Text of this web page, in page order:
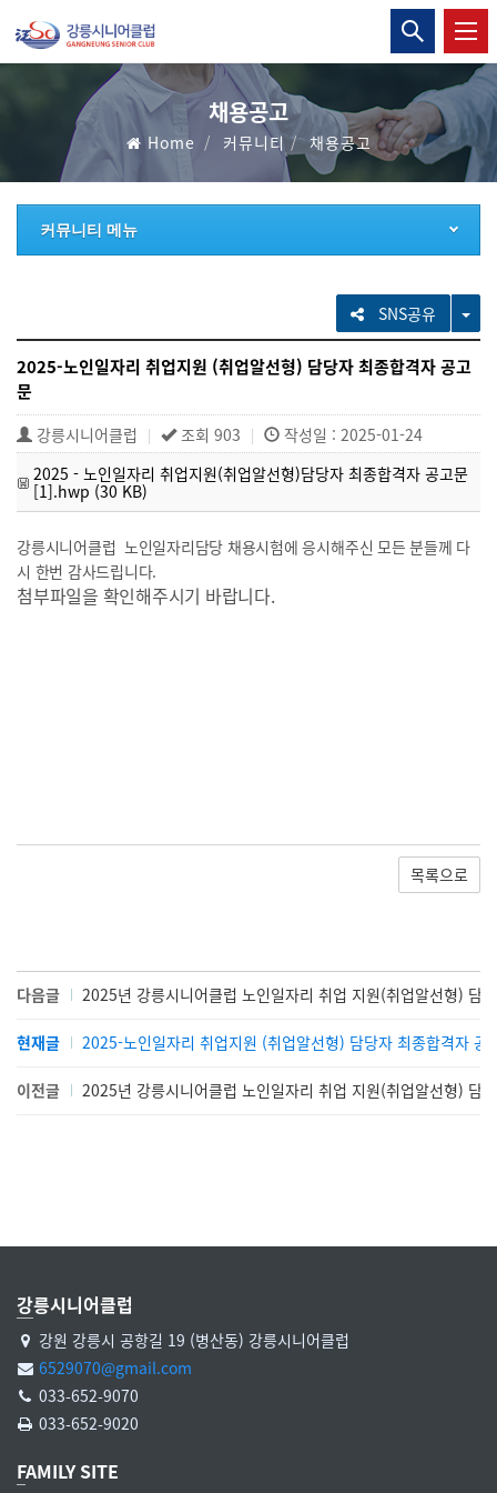
강
릉
시
니
어
클
통
합
색
열
기
채용공고
Home 커뮤니티 채용공고
커뮤니티 메뉴
SNS공유
2025-노인일자리 취업지원 (취업알선형) 담당자 최종합격자 공고
문
강릉시니어클럽 | 조회 903 |
작성일 : 2025-01-24
2025 - 노인일자리 취업지원(취업알선형)담당자 최종합격자 공고문
[1].hwp (30 KB)
강릉시니어클럽 노인일자리담당 채용시험에 응시해주신 모든 분들께 다
시 한번 감사드립니다.
첨부파일을 확인해주시기 바랍니다.
목록으로
다음글 2025년 강릉시니어클럽 노인일자리 취업 지원(취업알선형) 담
현재글 2025-노인일자리 취업지원 (취업알선형) 담당자 최종합격자 공
이전글 2025년 강릉시니어클럽 노인일자리 취업 지원(취업알선형) 담
강릉시니어클럽
강원 강릉시 공항길 19 (병산동) 강릉시니어클럽
6529070@gmail.com
033-652-9070
033-652-9020
FAMILY SITE